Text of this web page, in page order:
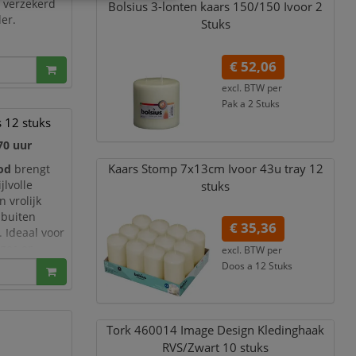
12 stuks
uur
brengt
vrolijk
Ideaal voor
Bolsius 3-lonten kaars 150/150 Ivoor 2
Stuks
€ 52,06
excl. BTW per
Pak a 2 Stuks
Kaars Stomp 7x13cm Ivoor 43u tray 12
stuks
€ 35,36
excl. BTW per
Doos a 12 Stuks
Tork 460014 Image Design Kledinghaak
RVS/Zwart 10 stuks